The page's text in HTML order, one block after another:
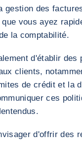
gestion des
vous ayez
la comptabilité.
d'établir des
clients,
de crédit et la
ces
d'offrir des